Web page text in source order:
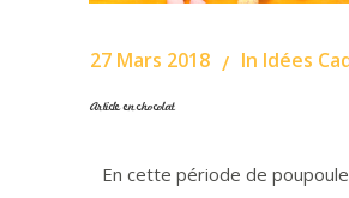
27 Mars 2018 In Idées
Article en chocolat
En cette période de